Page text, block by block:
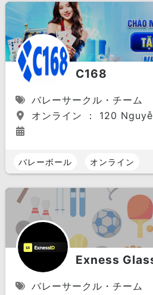
C168
バレーサークル・チーム
オンライン ： 120
バレーボール オンライン
Exness
バレーサークル・チーム